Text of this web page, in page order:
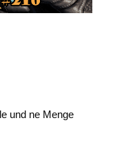
und ne Menge